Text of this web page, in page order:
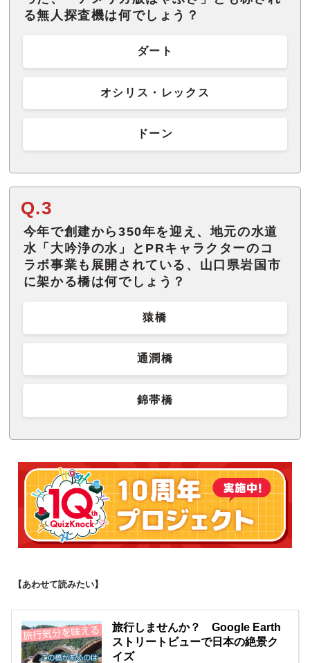
る無人探査機は何でしょう？
ダート
オシリス・レックス
ドーン
Q.3
今年で創建から350年を迎え、地元の水道
水「大吟浄の水」とPRキャラクターのコ
ラボ事業も展開されている、山口県岩国市
に架かる橋は何でしょう？
猿橋
通潤橋
錦帯橋
【あわせて読みたい】
旅行しませんか？ Google Earth
ストリートビューで日本の絶景ク
イズ